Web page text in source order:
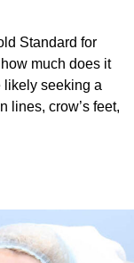
Standard for
much does it
likely seeking a
lines, crow’s feet,